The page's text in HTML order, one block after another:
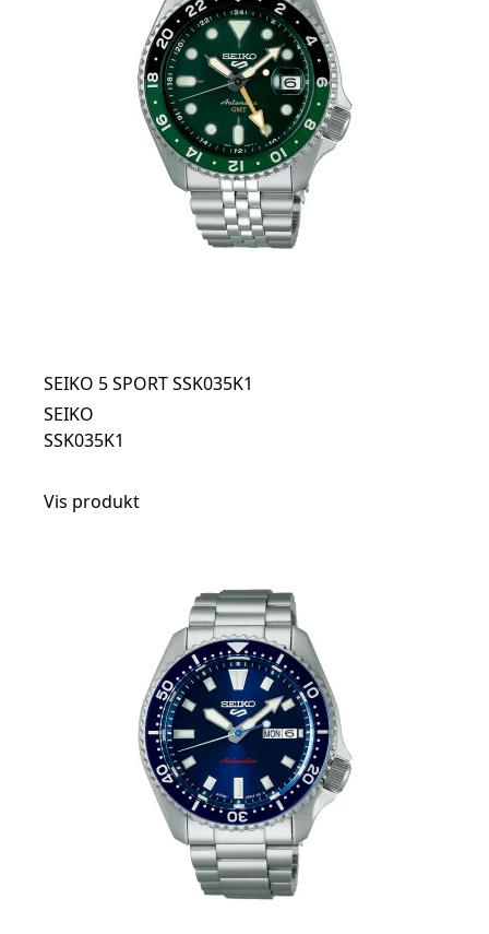
SEIKO 5 SPORT SSK035K1
SEIKO
SSK035K1
Vis produkt